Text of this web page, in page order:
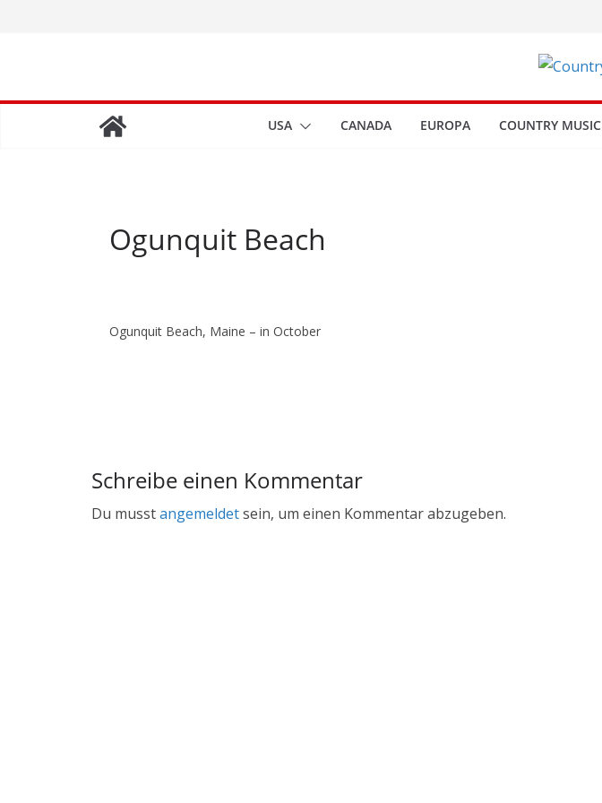
USA CANADA EUROPA COUNTRY MUSIC
Ogunquit Beach
Ogunquit Beach, Maine – in October
Schreibe einen Kommentar
Du musstangemeldetsein, um einen Kommentar abzugeben.